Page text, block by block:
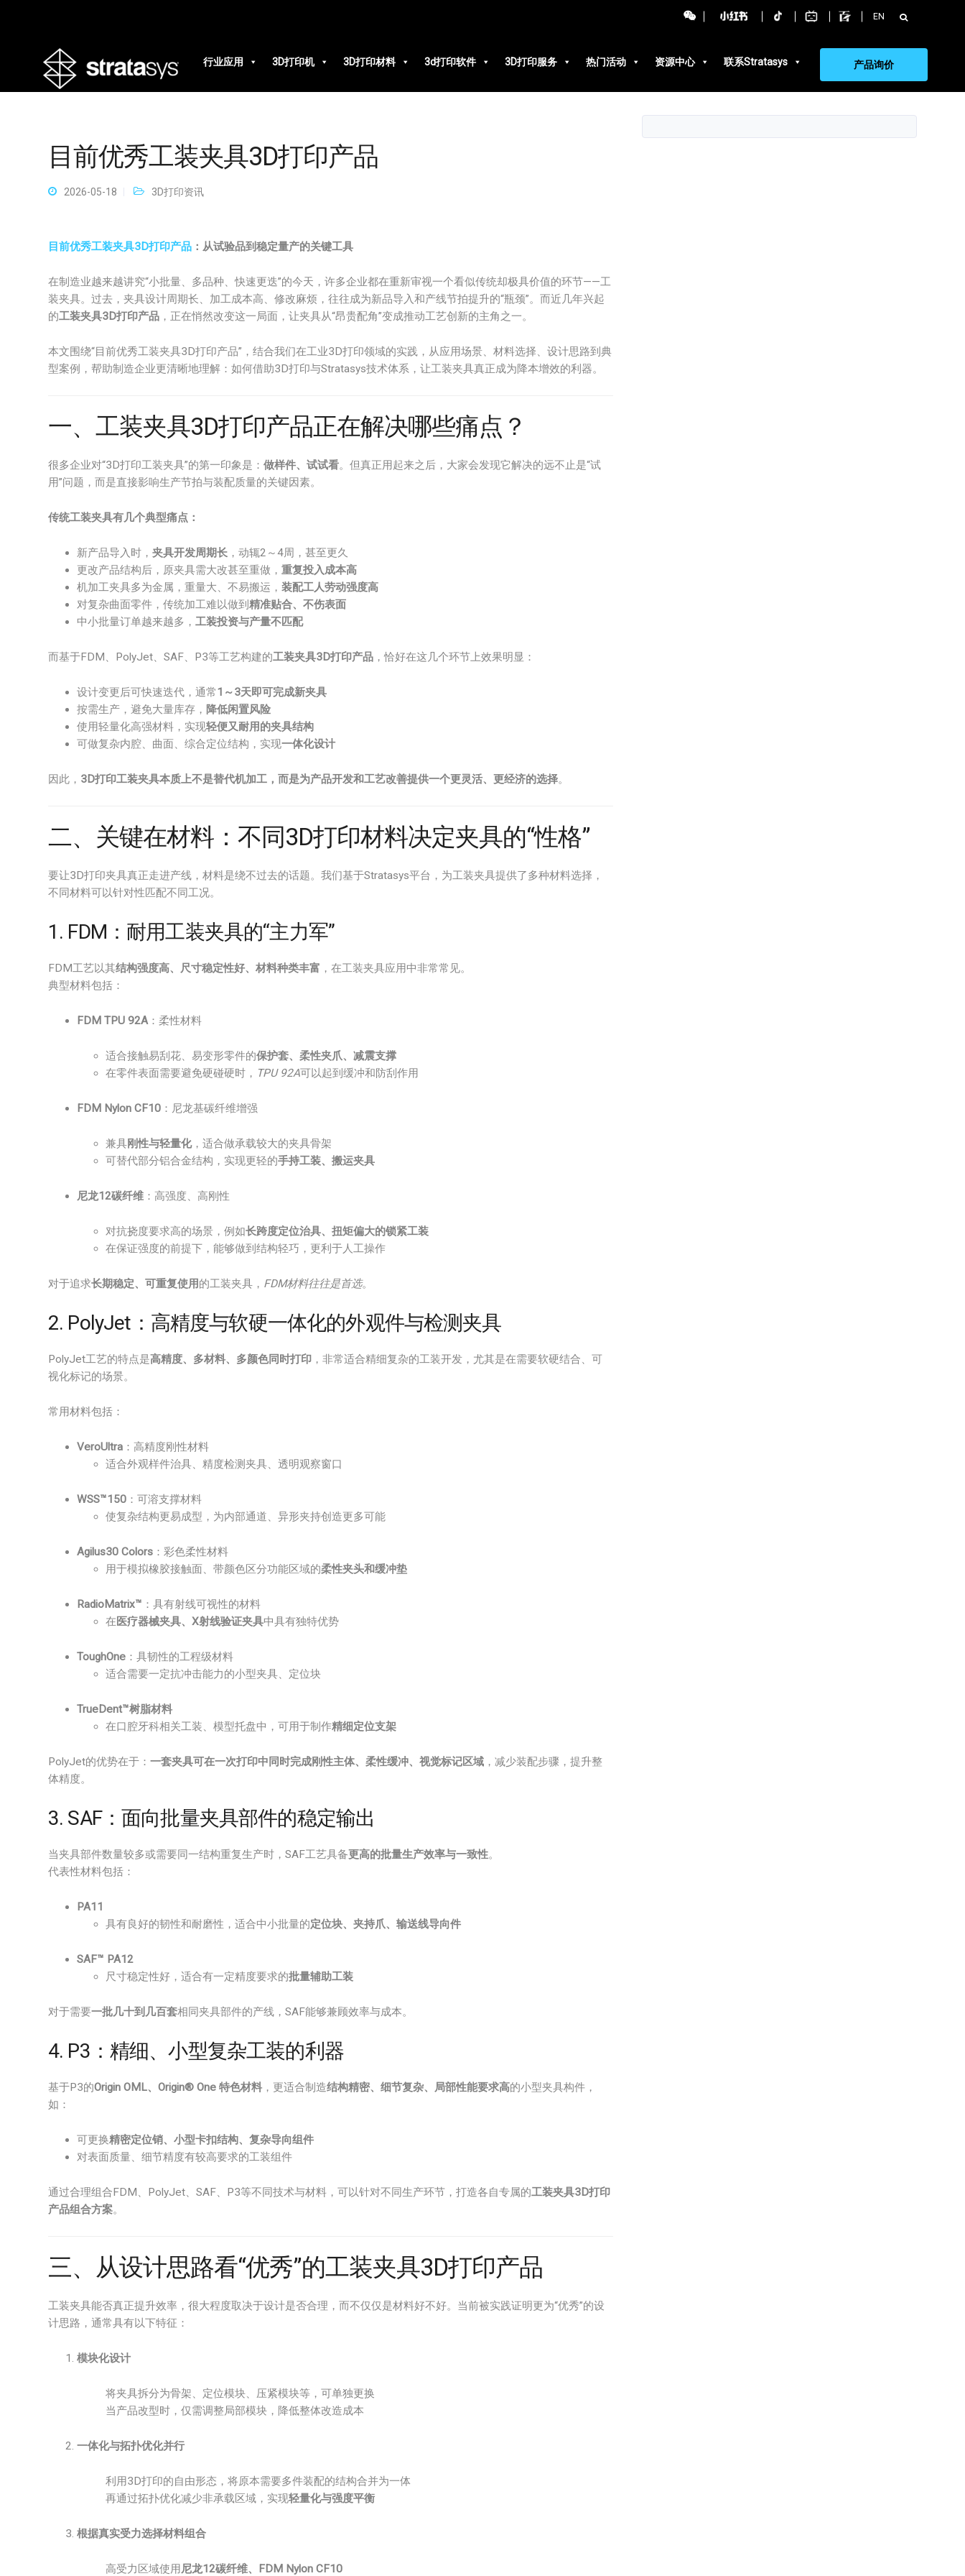
EN 搜
索：
行业应用
3D打印机 3D打印材料 3d打印软件 3D打印服务 热门活动 资源中心 联系Stratasys 产品询价
目前优秀工装夹具3D打印产品
2026-05-18 3D打印资讯
目前优秀工装夹具3D打印产品 ：从试验品到稳定量产的关键工具
在制造业越来越讲究“小批量、多品种、快速更迭”的今天，许多企业都在重新审视一个看似传统却极具价值的环节——工
装夹具。过去，夹具设计周期长、加工成本高、修改麻烦，往往成为新品导入和产线节拍提升的“瓶颈”。而近几年兴起
的工装夹具3D打印产品 ，正在悄然改变这一局面，让夹具从“昂贵配角”变成推动工艺创新的主角之一。
本文围绕“目前优秀工装夹具3D打印产品”，结合我们在工业3D打印领域的实践，从应用场景、材料选择、设计思路到典
型案例，帮助制造企业更清晰地理解：如何借助3D打印与Stratasys技术体系，让工装夹具真正成为降本增效的利器。
一、工装夹具3D打印产品正在解决哪些痛点？
很多企业对“3D打印工装夹具”的第一印象是： 做样件、试试看。但真正用起来之后，大家会发现它解决的远不止是“试
用”问题，而是直接影响生产节拍与装配质量的关键因素。
传统工装夹具有几个典型痛点：
新产品导入时， 夹具开发周期长 ，动辄2～4周，甚至更久
更改产品结构后，原夹具需大改甚至重做， 重复投入成本高
机加工夹具多为金属，重量大、不易搬运， 装配工人劳动强度高
对复杂曲面零件，传统加工难以做到 精准贴合、不伤表面
中小批量订单越来越多， 工装投资与产量不匹配
而基于FDM、PolyJet、SAF、P3等工艺构建的工装夹具3D打印产品 ，恰好在这几个环节上效果明显：
设计变更后可快速迭代，通常1～3天即可完成新夹具
按需生产，避免大量库存， 降低闲置风险
使用轻量化高强材料，实现轻便又耐用的夹具结构
可做复杂内腔、曲面、综合定位结构，实现一体化设计
因此， 3D打印工装夹具本质上不是替代机加工，而是为产品开发和工艺改善提供一个更灵活、更经济的选择。
二、关键在材料：不同3D打印材料决定夹具的“性格”
要让3D打印夹具真正走进产线，材料是绕不过去的话题。我们基于Stratasys平台，为工装夹具提供了多种材料选择，
不同材料可以针对性匹配不同工况。
1. FDM：耐用工装夹具的“主力军”
FDM工艺以其结构强度高、尺寸稳定性好、材料种类丰富 ，在工装夹具应用中非常常见。
典型材料包括：
FDM TPU 92A：柔性材料
适合接触易刮花、易变形零件的保护套、柔性夹爪、减震支撑
在零件表面需要避免硬碰硬时， TPU 92A可以起到缓冲和防刮作用
FDM Nylon CF10 ：尼龙基碳纤维增强
兼具刚性与轻量化，适合做承载较大的夹具骨架
可替代部分铝合金结构，实现更轻的手持工装、搬运夹具
尼龙12碳纤维 ：高强度、高刚性
对抗挠度要求高的场景，例如长跨度定位治具、扭矩偏大的锁紧工装
在保证强度的前提下，能够做到结构轻巧，更利于人工操作
对于追求长期稳定、可重复使用的工装夹具， FDM材料往往是首选。
2. PolyJet：高精度与软硬一体化的外观件与检测夹具
PolyJet工艺的特点是高精度、多材料、多颜色同时打印 ，非常适合精细复杂的工装开发，尤其是在需要软硬结合、可
视化标记的场景。
常用材料包括：
VeroUltra ：高精度刚性材料
适合外观样件治具、精度检测夹具、透明观察窗口
WSS™150 ：可溶支撑材料
使复杂结构更易成型，为内部通道、异形夹持创造更多可能
Agilus30 Colors ：彩色柔性材料
用于模拟橡胶接触面、带颜色区分功能区域的柔性夹头和缓冲垫
RadioMatrix™ ：具有射线可视性的材料
在医疗器械夹具、X射线验证夹具中具有独特优势
ToughOne ：具韧性的工程级材料
适合需要一定抗冲击能力的小型夹具、定位块
TrueDent™树脂材料
在口腔牙科相关工装、模型托盘中，可用于制作精细定位支架
PolyJet的优势在于： 一套夹具可在一次打印中同时完成刚性主体、柔性缓冲、视觉标记区域 ，减少装配步骤，提升整
体精度。
3. SAF：面向批量夹具部件的稳定输出
当夹具部件数量较多或需要同一结构重复生产时，SAF工艺具备更高的批量生产效率与一致性。
代表性材料包括：
PA11
具有良好的韧性和耐磨性，适合中小批量的定位块、夹持爪、输送线导向件
SAF™ PA12
尺寸稳定性好，适合有一定精度要求的批量辅助工装
对于需要一批几十到几百套相同夹具部件的产线，SAF能够兼顾效率与成本。
4. P3：精细、小型复杂工装的利器
基于P3的Origin OML、Origin® One 特色材料 ，更适合制造结构精密、细节复杂、局部性能要求高的小型夹具构件，
如：
可更换精密定位销、小型卡扣结构、复杂导向组件
对表面质量、细节精度有较高要求的工装组件
通过合理组合FDM、PolyJet、SAF、P3等不同技术与材料，可以针对不同生产环节，打造各自专属的工装夹具3D打印
产品组合方案。
三、从设计思路看“优秀”的工装夹具3D打印产品
工装夹具能否真正提升效率，很大程度取决于设计是否合理，而不仅仅是材料好不好。当前被实践证明更为“优秀”的设
计思路，通常具有以下特征：
模块化设计
将夹具拆分为骨架、定位模块、压紧模块等，可单独更换
当产品改型时，仅需调整局部模块，降低整体改造成本
一体化与拓扑优化并行
利用3D打印的自由形态，将原本需要多件装配的结构合并为一体
再通过拓扑优化减少非承载区域，实现轻量化与强度平衡
根据真实受力选择材料组合
高受力区域使用尼龙12碳纤维、FDM Nylon CF10